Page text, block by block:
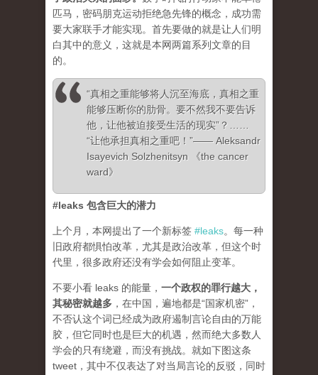
匹马，密码朋克运动拒绝急先锋的概念，成功需
要大家联手才能实现。首先要做的就是让人们明
白其中的意义，这就是本网两篇系列文章的目
的。
“真相之重能够将人沉至海底，真相之重
能够压断你的肋骨。要不然我不要告诉
他，让他被迫接受生活的现实”？……
“让他承担真相之重吧！”—— Aleksandr
Isayevich Solzhenitsyn 《the cancer
ward》
#leaks 包含巨大的潜力
上个月，本网提出了一个新标签 #leaks。每一种
旧政府都惧怕改革，尤其是政治改革，但这个时
代里，很多政府还没有学会如何阻止变革。
不要小看 leaks 的能量， 一个政权的罪行越大，
其秘密就越多 ，在中国，遍地都是“国家机密”，
不否认这个词已经成为政府遏制言论自由的万能
胶，但它同时也是巨大的机遇，然而绝大多数人
学会的只有绕避，而没有挑战。就如下图这条
tweet，其中不仅表达了对当局言论的反驳，同时